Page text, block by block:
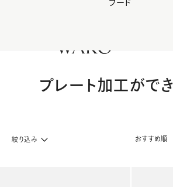
【会員様限定】夏のプレゼントキャン
フード
プレート加工がで
おすすめ順
絞り込み